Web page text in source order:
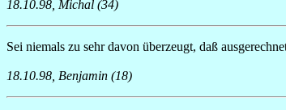
18.10.98, Michal (34)
Sei niemals zu sehr davon überzeugt, daß
18.10.98, Benjamin (18)